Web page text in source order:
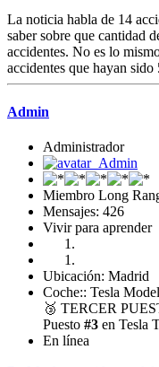
La noticia habla de 14
saber sobre que cantidad
accidentes. No es lo
accidentes que hayan
Admin
Administrador
Miembro Long
Mensajes: 426
Vivir para aprender
Ubicación: Madrid
Coche:: Tesla
🥉 TERCER
Puesto #3 en Tesla
En línea